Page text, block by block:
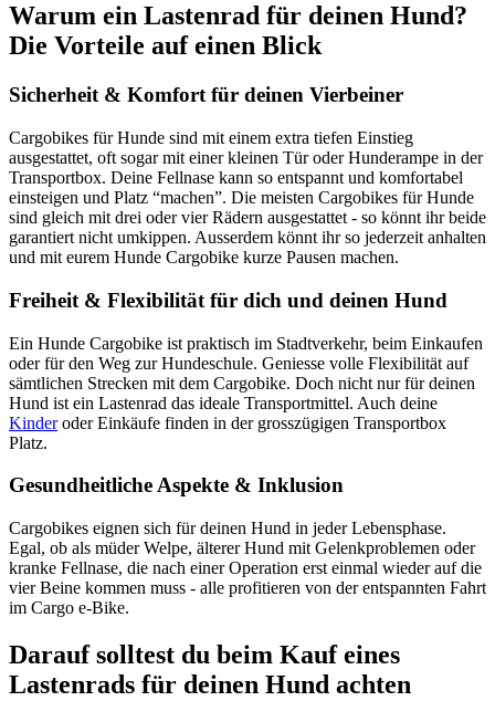
Warum ein Lastenrad für deinen Hund?
Die Vorteile auf einen Blick
Sicherheit & Komfort für deinen Vierbeiner
Cargobikes für Hunde sind mit einem extra tiefen Einstieg
ausgestattet, oft sogar mit einer kleinen Tür oder Hunderampe in der
Transportbox. Deine Fellnase kann so entspannt und komfortabel
einsteigen und Platz “machen”. Die meisten Cargobikes für Hunde
sind gleich mit drei oder vier Rädern ausgestattet - so könnt ihr beide
garantiert nicht umkippen. Ausserdem könnt ihr so jederzeit anhalten
und mit eurem Hunde Cargobike kurze Pausen machen.
Freiheit & Flexibilität für dich und deinen Hund
Ein Hunde Cargobike ist praktisch im Stadtverkehr, beim Einkaufen
oder für den Weg zur Hundeschule. Geniesse volle Flexibilität auf
sämtlichen Strecken mit dem Cargobike. Doch nicht nur für deinen
Hund ist ein Lastenrad das ideale Transportmittel. Auch deine
Kinderoder Einkäufe finden in der grosszügigen Transportbox
Platz.
Gesundheitliche Aspekte & Inklusion
Cargobikes eignen sich für deinen Hund in jeder Lebensphase.
Egal, ob als müder Welpe, älterer Hund mit Gelenkproblemen oder
kranke Fellnase, die nach einer Operation erst einmal wieder auf die
vier Beine kommen muss - alle profitieren von der entspannten Fahrt
im Cargo e-Bike.
Darauf solltest du beim Kauf eines
Lastenrads für deinen Hund achten